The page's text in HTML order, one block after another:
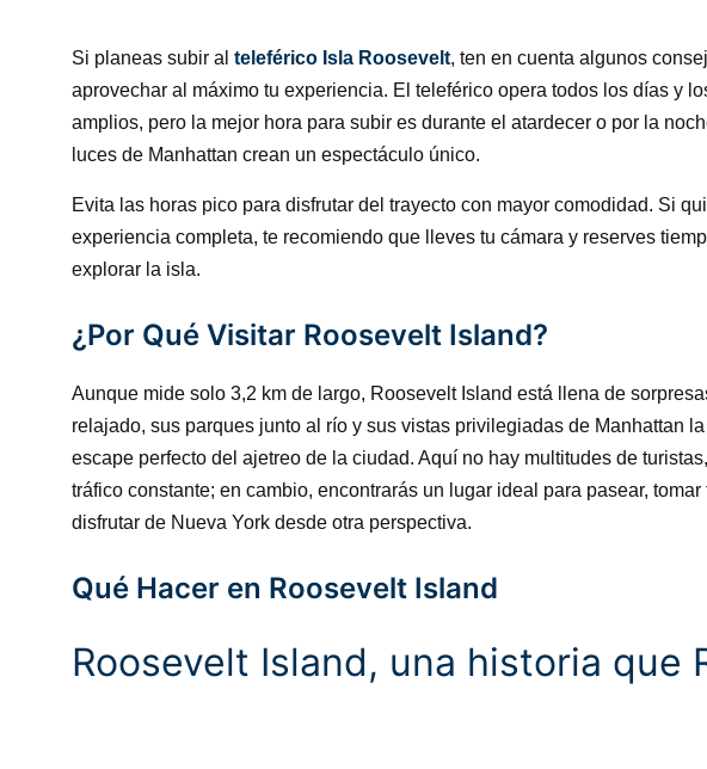
Si planeas subir al teleférico Isla Roosevelt, ten en cuenta algunos
aprovechar al máximo tu experiencia. El teleférico opera todos los días y
amplios, pero la mejor hora para subir es durante el atardecer o por la
luces de Manhattan crean un espectáculo único.
Evita las horas pico para disfrutar del trayecto con mayor comodidad. Si
experiencia completa, te recomiendo que lleves tu cámara y reserves
explorar la isla.
¿Por Qué Visitar Roosevelt Island?
Aunque mide solo 3,2 km de largo, Roosevelt Island está llena de
relajado, sus parques junto al río y sus vistas privilegiadas de Manhattan
escape perfecto del ajetreo de la ciudad. Aquí no hay multitudes de
tráfico constante; en cambio, encontrarás un lugar ideal para pasear,
disfrutar de Nueva York desde otra perspectiva.
Qué Hacer en Roosevelt Island
Roosevelt Island, una historia que